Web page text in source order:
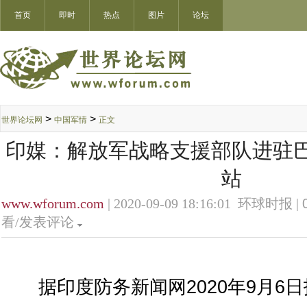
首页 即时 热点 图片 论坛
世界论坛网 > 中国军情 > 正文
印媒：解放军战略支援部队进驻
站
www.wforum.com | 2020-09-09 18:16:01 环球时报 |
看/发表评论
据印度防务新闻网2020年9月6日